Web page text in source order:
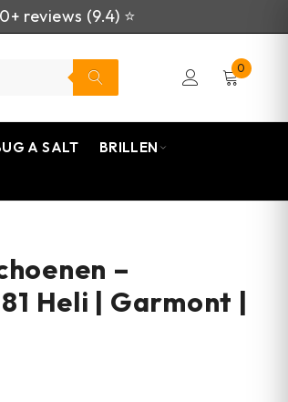
reviews (9.4) ⭐
0
A SALT
BRILLEN
–
Heli | Garmont |